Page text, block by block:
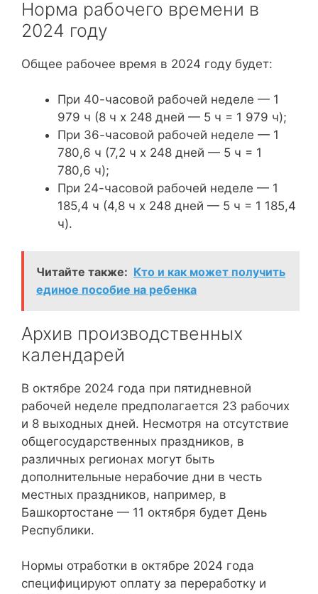
Норма рабочего времени в
2024 году
Общее рабочее время в 2024 году будет:
При 40-часовой рабочей неделе — 1
979 ч (8 ч x 248 дней — 5 ч = 1 979 ч);
При 36-часовой рабочей неделе — 1
780,6 ч (7,2 ч x 248 дней — 5 ч = 1
780,6 ч);
При 24-часовой рабочей неделе — 1
185,4 ч (4,8 ч x 248 дней — 5 ч = 1 185,4
ч).
Читайте также: Кто и как может получить
единое пособие на ребенка
Архив производственных
календарей
В октябре 2024 года при пятидневной
рабочей неделе предполагается 23 рабочих
и 8 выходных дней. Несмотря на отсутствие
общегосударственных праздников, в
различных регионах могут быть
дополнительные нерабочие дни в честь
местных праздников, например, в
Башкортостане — 11 октября будет День
Республики.
Нормы отработки в октябре 2024 года
специфицируют оплату за переработку и